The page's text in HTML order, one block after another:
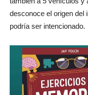
desconoce el origen del
podría ser intencionado.